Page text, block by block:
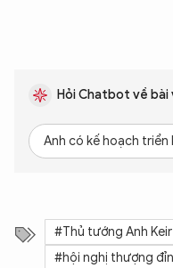
Hỏi Chatbot về bài
Anh có kế hoạch triển
#Thủ tướng Anh
#hội nghị thượng